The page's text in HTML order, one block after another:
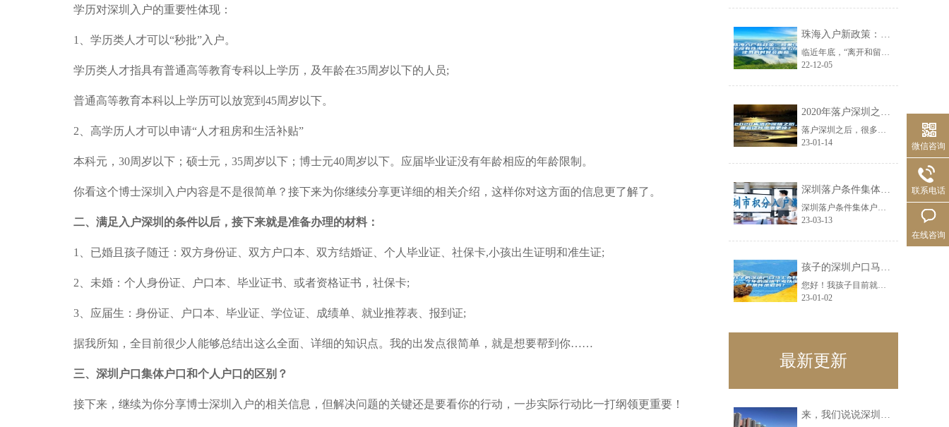
学历对深圳入户的重要性体现：
1、学历类人才可以“秒批”入户。
学历类人才指具有普通高等教育专科以上学历，及年龄在35周岁以下的人员;
普通高等教育本科以上学历可以放宽到45周岁以下。
2、高学历人才可以申请“人才租房和生活补贴”
本科元，30周岁以下；硕士元，35周岁以下；博士元40周岁以下。应届毕业证没有年龄相应的年龄限制。
你看这个博士深圳入户内容是不是很简单？接下来为你继续分享更详细的相关介绍，这样你对这方面的信息更了解了。
二、 满足入户深圳的条件以后，接下来就是准备办理的材料：
1、已婚且孩子随迁：双方身份证、双方户口本、双方结婚证、个人毕业证、社保卡,小孩出生证明和准生证;
2、未婚：个人身份证、户口本、毕业证书、或者资格证书，社保卡;
3、应届生：身份证、户口本、毕业证、学位证、成绩单、就业推荐表、报到证;
据我所知，全目前很少人能够总结出这么全面、详细的知识点。我的出发点很简单，就是想要帮到你……
三、 深圳户口集体户口和个人户口的区别？
接下来，继续为你分享博士深圳入户的相关信息，但解决问题的关键还是要看你的行动，一步实际行动比一打纲领更重要！
珠海入户新政策：如果孩子没有珠海户口，那么在读书的时候会面临
临近年底，“离开和留下”的话题又被提起。很多朋友说，每次回老家过年，都能明显......
22-12-05
2020年落户深圳之后，哪些证件需要更换？
落户深圳之后，很多小伙伴认为有些证件是要重新办理的，哪些证件需要重新办理、哪......
23-01-14
深圳落户条件集体户小孩怎么落深户口
深圳落户条件集体户小孩怎么落深户口新政策正式实施后，落户深圳到底难不难，绝大......
23-03-13
孩子的深圳户口马上办好了，今年的深圳中考以深户条件录取吗？
您好！我孩子目前就读9年级，马上参加中考，目前正在给孩子办理转深户，预计本周......
23-01-02
最新更新
来，我们说说深圳集体户口辞职迁到人才市场问题解决之道！
微信咨询
联系电话
在线咨询